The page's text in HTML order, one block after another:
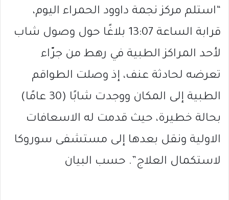
“استلم مركز نجمة داوود الحمراء اليوم،
قرابة الساعة 13:07 بلاغًا حول وصول شاب
لأحد المراكز الطبية في رهط من جرّاء
تعرضه لحادثة عنف، إذ وصلت الطواقم
الطبية إلى المكان ووجدت شابًا (30 عامًا)
بحالة خطيرة، حيث قدمت له الاسعافات
الاولية ونقل بعدها إلى مستشفى سوروكا
لاستكمال العلاج”. حسب البيان